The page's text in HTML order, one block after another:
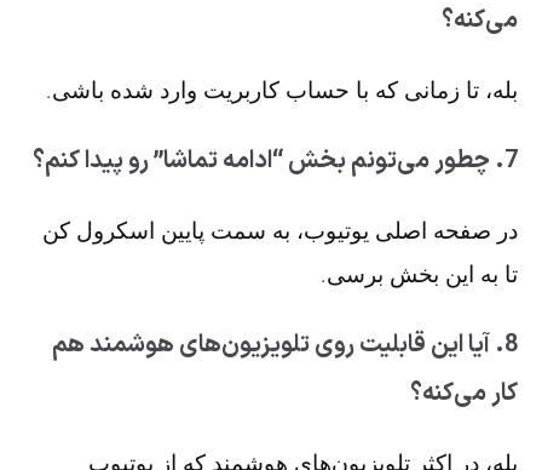
می‌کنه؟
بله، تا زمانی که با حساب کاربریت وارد شده باشی.
7. چطور می‌تونم بخش “ادامه تماشا” رو پیدا کنم؟
در صفحه اصلی یوتیوب، به سمت پایین اسکرول کن
تا به این بخش برسی.
8. آیا این قابلیت روی تلویزیون‌های هوشمند هم
کار می‌کنه؟
بله، در اکثر تلویزیون‌های هوشمند که از یوتیوب